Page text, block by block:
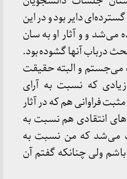
دایر بود و در این
و و آثار او به سان
درباب آنها گشوده بود.
و البته حقیقت
که نسبت به آرای
فراوانی هم که در آثار
انتقادی هم نسبت به
می‌شد که من نسبت به
باشم ولی چنانکه گفتم آن